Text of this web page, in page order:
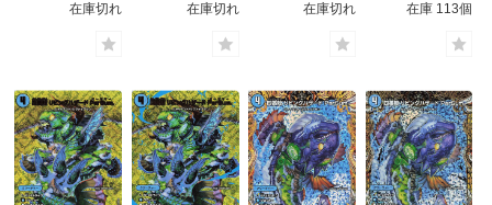
在庫切れ 在庫切れ 在庫切れ 在庫 113個